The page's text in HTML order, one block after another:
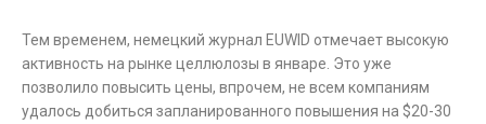
Тем временем, немецкий журнал EUWID отмечает высокую
активность на рынке целлюлозы в январе. Это уже
позволило повысить цены, впрочем, не всем компаниям
удалось добиться запланированного повышения на $20-30